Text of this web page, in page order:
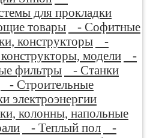
для прокладки
товары
- Софитные
конструкторы
-
модели
-
фильтры
- Станки
- Строительные
электроэнергии
колонны, напольные
- Теплый пол
-